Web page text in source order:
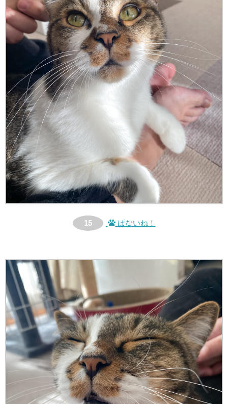
15 ぱないね！